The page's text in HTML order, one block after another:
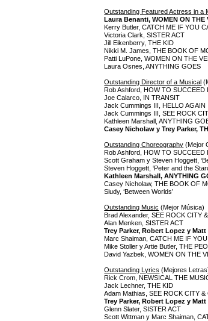
Outstanding Featured Actress in a
Laura Benanti, WOMEN ON THE
Kerry Butler, CATCH ME IF YOU
Victoria Clark, SISTER ACT
Jill Eikenberry, THE KID
Nikki M. James, THE BOOK OF
Patti LuPone, WOMEN ON THE
Laura Osnes, ANYTHING GOES
Outstanding Director of a Musical
Rob Ashford, HOW TO SUCCEED
Joe Calarco, IN TRANSIT
Jack Cummings III, HELLO AGAIN
Jack Cummings III, SEE ROCK
Kathleen Marshall, ANYTHING
Casey Nicholaw y Trey Parker,
Outstanding Choreography (Mejor
Rob Ashford, HOW TO SUCCEED
Scott Graham y Steven Hoggett,
Steven Hoggett, ‘Peter and the
Kathleen Marshall, ANYTHING
Casey Nicholaw, THE BOOK OF
Siudy, ‘Between Worlds’
Outstanding Music (Mejor Música)
Brad Alexander, SEE ROCK CITY
Alan Menken, SISTER ACT
Trey Parker, Robert Lopez y
Marc Shaiman, CATCH ME IF
Mike Stoller y Artie Butler, THE
David Yazbek, WOMEN ON THE
Outstanding Lyrics (Mejores
Rick Crom, NEWSICAL THE
Jack Lechner, THE KID
Adam Mathias, SEE ROCK CITY
Trey Parker, Robert Lopez y
Glenn Slater, SISTER ACT
Scott Wittman y Marc Shaiman,